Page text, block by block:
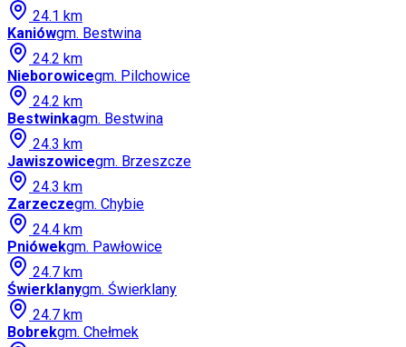
24.1 km
Kaniówgm. Bestwina
24.2 km
Nieborowicegm. Pilchowice
24.2 km
Bestwinkagm. Bestwina
24.3 km
Jawiszowicegm. Brzeszcze
24.3 km
Zarzeczegm. Chybie
24.4 km
Pniówekgm. Pawłowice
24.7 km
Świerklanygm. Świerklany
24.7 km
Bobrekgm. Chełmek